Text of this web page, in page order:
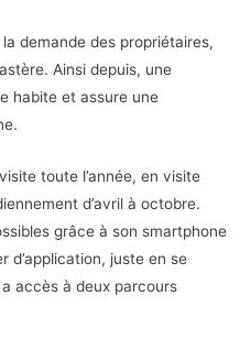
demande des propriétaires,
Ainsi depuis, une
habite et assure une
toute l’année, en visite
d’avril à octobre.
grâce à son smartphone
d’application, juste en se
accès à deux parcours